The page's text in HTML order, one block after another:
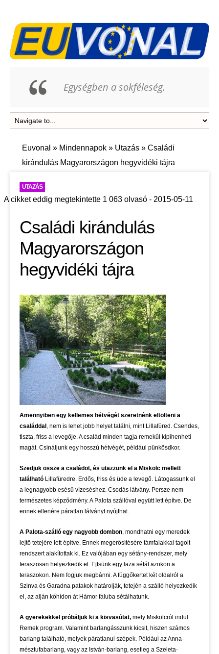
Egységben a sokféleség.
Euvonal » Mindennapok » Utazás » Családi
kirándulás Magyarországon hegyvidéki tájra
UTAZÁS
A cikket eddig megtekintette 1 063 olvasó - 2015-05-11
Családi kirándulás
Magyarországon
hegyvidéki tájra
Amennyiben egy kellemes hétvégét szeretnénk eltölteni a
családdal , nem is lehet jobb helyet találni, mint Lillafüred. Csendes,
tiszta, friss a levegője. A család minden tagja remekül kipihenheti
magát. Csináljunk egy hosszú hétvégét, például pünkösdkor.
Szedjük össze a családot, és utazzunk el a Miskolc mellett
található Lillafüredre. Erdős, friss és üde a levegő. Látogassunk el
a legnagyobb esésű vízeséshez. Csodás látvány. Persze nem
természetes képződmény. A Palota szállóval együtt lett építve. De
ennek ellenére páratlan látványt nyújthat.
A Palota-szálló egy nagyobb dombon, mondhatni egy meredek
lejtő tetejére lett építve. Ennek megerősítésére támfalakkal tagolt
rendszert alakítottak ki. Ez valójában egy sétány-rendszer, mely
teraszosan helyezkedik el. Ejtsünk egy laza sétát azokon a
teraszokon. Nem fogjuk megbánni. A függőkertet két oldalról a
Szinva és Garadna patakok határolják, tetején a szálló helyezkedik
el, az alján kőhídon át Hámor faluba sétálhatunk.
A gyerekekkel próbáljuk ki a kisvasútat, mely Miskolcról indul.
Remek program. Valamint barlangásszunk kicsit, hiszen számos
barlang található, melyek páratlanul szépek. Például az Anna-
mésztufabarlang, vagy az István-barlang, esetleg a Szeleta-